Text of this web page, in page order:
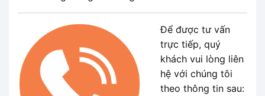
Để được tư vấn
trực tiếp, quý
khách vui lòng liên
hệ với chúng tôi
theo thông tin sau: